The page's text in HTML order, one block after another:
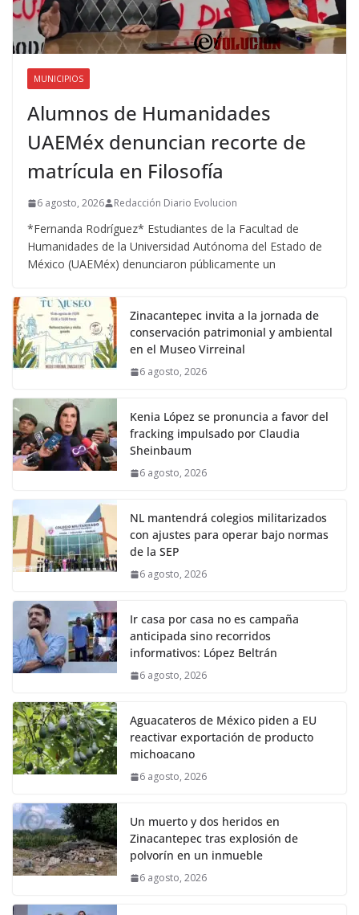
MUNICIPIOS
Alumnos de Humanidades
UAEMéx denuncian recorte de
matrícula en Filosofía
6 agosto, 2026 Redacción Diario Evolucion
*Fernanda Rodríguez* Estudiantes de la Facultad de
Humanidades de la Universidad Autónoma del Estado de
México (UAEMéx) denunciaron públicamente un
Zinacantepec invita a la jornada de
conservación patrimonial y ambiental
en el Museo Virreinal
6 agosto, 2026
Kenia López se pronuncia a favor del
fracking impulsado por Claudia
Sheinbaum
6 agosto, 2026
NL mantendrá colegios militarizados
con ajustes para operar bajo normas
de la SEP
6 agosto, 2026
Ir casa por casa no es campaña
anticipada sino recorridos
informativos: López Beltrán
6 agosto, 2026
Aguacateros de México piden a EU
reactivar exportación de producto
michoacano
6 agosto, 2026
Un muerto y dos heridos en
Zinacantepec tras explosión de
polvorín en un inmueble
6 agosto, 2026